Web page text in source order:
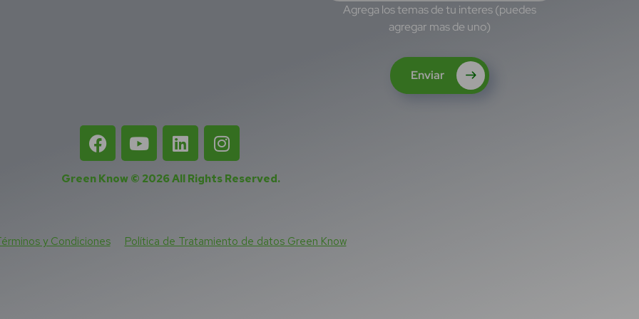
Agrega los temas de tu interes (puedes
agregar mas de uno)
Enviar
Green Know © 2026All Rights Reserved.
y Condiciones Política de Tratamiento de datos Green Know